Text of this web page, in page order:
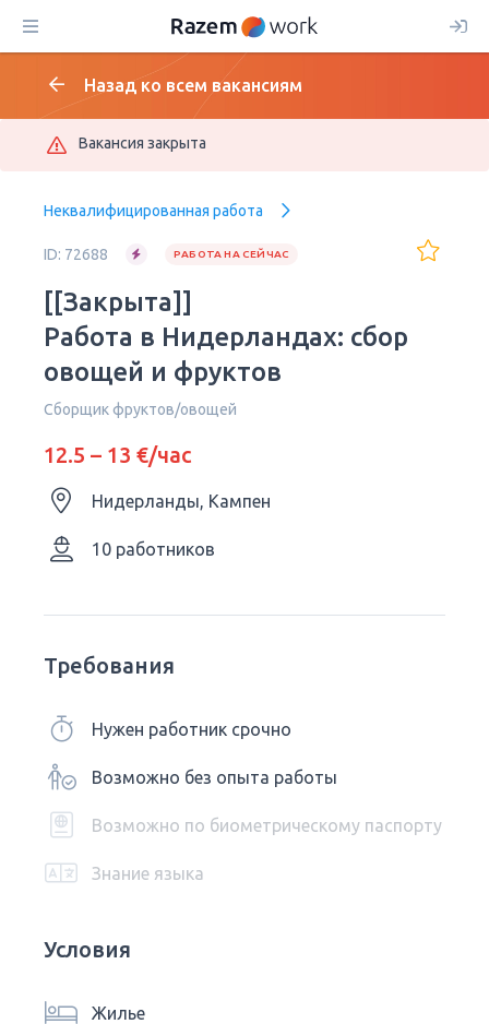
Назад ко всем вакансиям
Вакансия закрыта
Неквалифицированная работа
ID: 72688 РАБОТА НА СЕЙЧАС
[[Закрыта]]
Работа в Нидерландах: сбор
овощей и фруктов
Сборщик фруктов/овощей
12.5 – 13 €/час
Нидерланды, Кампен
10 работников
Требования
Нужен работник срочно
Возможно без опыта работы
Возможно по биометрическому паспорту
Знание языка
Условия
Жилье